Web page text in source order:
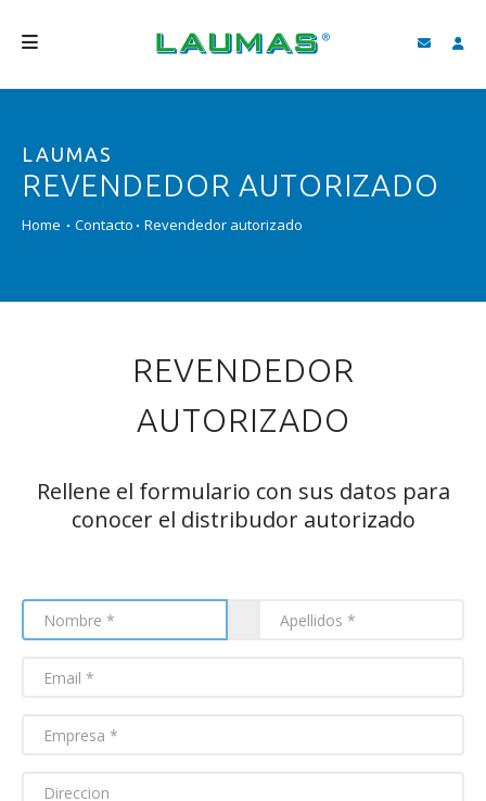
PRODUCTOS
SERVICIOS
LAUMAS
REVENDEDOR AUTORIZADO
Home Contacto Revendedor autorizado
REVENDEDOR
AUTORIZADO
Rellene el formulario con sus datos para
conocer el distribudor autorizado